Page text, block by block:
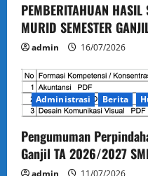
PEMBERITAHUAN HASIL
MURID SEMESTER
admin 16/07/2026
Administrasi Berita
Pengumuman
Ganjil TA 2026/2027